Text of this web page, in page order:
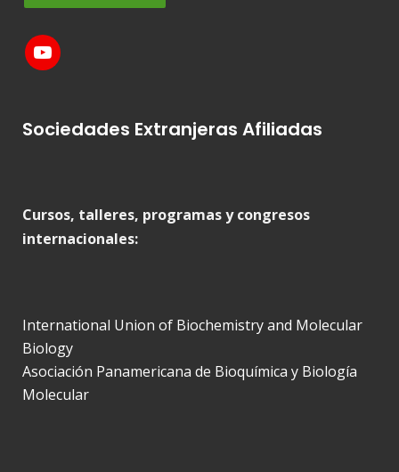
Sociedades Extranjeras Afiliadas
Cursos, talleres, programas y congresos
internacionales:
International Union of Biochemistry and Molecular
Biology
Asociación Panamericana de Bioquímica y Biología
Molecular